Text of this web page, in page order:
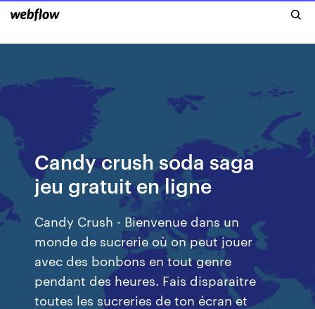
Candy crush soda saga
jeu gratuit en ligne
Candy Crush - Bienvenue dans un
monde de sucrerie où on peut jouer
avec des bonbons en tout genre
pendant des heures. Fais disparaitre
toutes les sucreries de ton écran et